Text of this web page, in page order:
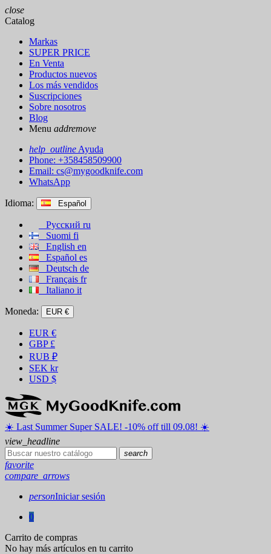
close
Catalog
Markas
SUPER PRICE
En Venta
Productos nuevos
Los más vendidos
Suscripciones
Sobre nosotros
Blog
Menu addremove
help_outline Ayuda
Phone: +358458509900
Email: cs@mygoodknife.com
WhatsApp
Idioma: Español
Русский ru
Suomi fi
English en
Español es
Deutsch de
Français fr
Italiano it
Moneda: EUR €
EUR €
GBP £
RUB ₽
SEK kr
USD $
☀️ ️Last Summer Super SALE! -10% off till 09.08! ☀️
view_headline
search
favorite
compare_arrows
personIniciar sesión
0
Carrito de compras
No hay más artículos en tu carrito